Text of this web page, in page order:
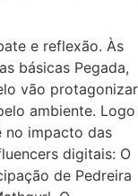
e reflexão. Às
básicas Pegada,
vão protagonizar
ambiente. Logo
no impacto das
digitais: O
de Pedreira